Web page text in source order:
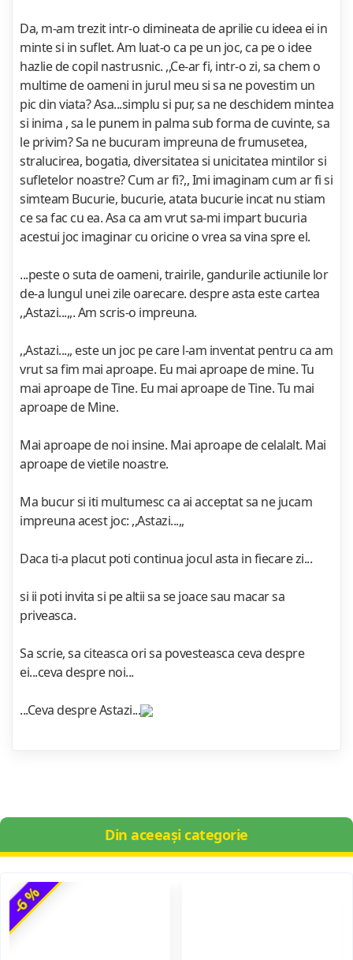
Da, m-am trezit intr-o dimineata de aprilie cu ideea ei in
minte si in suflet. Am luat-o ca pe un joc, ca pe o idee
hazlie de copil nastrusnic. ,,Ce-ar fi, intr-o zi, sa chem o
multime de oameni in jurul meu si sa ne povestim un
pic din viata? Asa...simplu si pur, sa ne deschidem mintea
si inima , sa le punem in palma sub forma de cuvinte, sa
le privim? Sa ne bucuram impreuna de frumusetea,
stralucirea, bogatia, diversitatea si unicitatea mintilor si
sufletelor noastre? Cum ar fi?,, Imi imaginam cum ar fi si
simteam Bucurie, bucurie, atata bucurie incat nu stiam
ce sa fac cu ea. Asa ca am vrut sa-mi impart bucuria
acestui joc imaginar cu oricine o vrea sa vina spre el.
...peste o suta de oameni, trairile, gandurile actiunile lor
de-a lungul unei zile oarecare. despre asta este cartea
,,Astazi...,,. Am scris-o impreuna.
,,Astazi...,, este un joc pe care l-am inventat pentru ca am
vrut sa fim mai aproape. Eu mai aproape de mine. Tu
mai aproape de Tine. Eu mai aproape de Tine. Tu mai
aproape de Mine.
Mai aproape de noi insine. Mai aproape de celalalt. Mai
aproape de vietile noastre.
Ma bucur si iti multumesc ca ai acceptat sa ne jucam
impreuna acest joc: ,,Astazi...,,
Daca ti-a placut poti continua jocul asta in fiecare zi...
si ii poti invita si pe altii sa se joace sau macar sa
priveasca.
Sa scrie, sa citeasca ori sa povesteasca ceva despre
ei...ceva despre noi...
...Ceva despre Astazi...
Din aceeași categorie
-6 %